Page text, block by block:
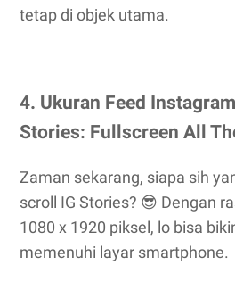
tetap di objek utama.
4. Ukuran Feed
Stories: Fullscreen All
Zaman sekarang, siapa sih
scroll IG Stories? 😎 Dengan
1080 x 1920 piksel, lo bisa
memenuhi layar smartphone.